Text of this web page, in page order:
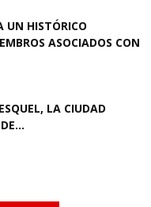
UN HISTÓRICO
ASOCIADOS CON
LA CIUDAD